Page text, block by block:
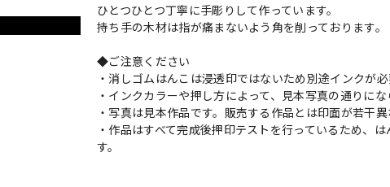
ひとつひとつ丁寧に手彫りして作っています。
持ち手の木材は指が痛まないよう角を削っております。
◆ご注意ください
・消しゴムはんこは浸透印ではないため別途インクが必
・インクカラーや押し方によって、見本写真の通りにな
・写真は見本作品です。販売する作品とは印面が若干異
・作品はすべて完成後押印テストを行っているため、
す。